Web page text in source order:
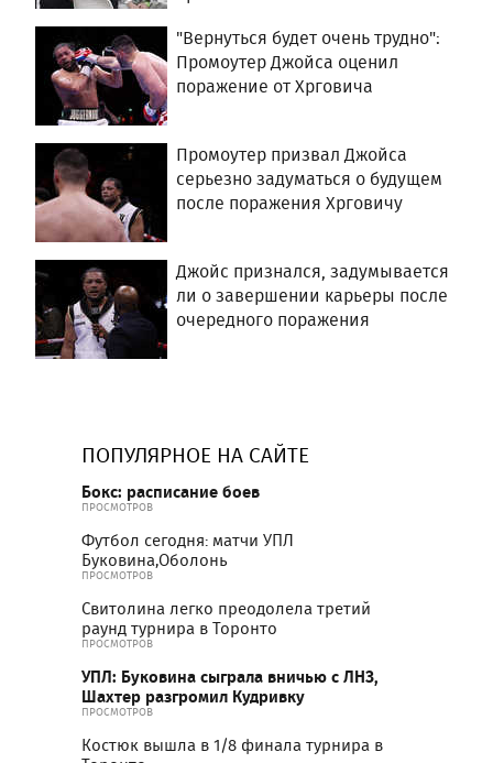
"Вернуться будет очень трудно":
Промоутер Джойса оценил
поражение от Хрговича
Промоутер призвал Джойса
серьезно задуматься о будущем
после поражения Хрговичу
Джойс признался, задумывается
ли о завершении карьеры после
очередного поражения
ПОПУЛЯРНОЕ НА САЙТЕ
Бокс: расписание боев
ПРОСМОТРОВ
Футбол сегодня: матчи УПЛ
Буковина,Оболонь
ПРОСМОТРОВ
Свитолина легко преодолела третий
раунд турнира в Торонто
ПРОСМОТРОВ
УПЛ: Буковина сыграла вничью с ЛНЗ,
Шахтер разгромил Кудривку
ПРОСМОТРОВ
Костюк вышла в 1/8 финала турнира в